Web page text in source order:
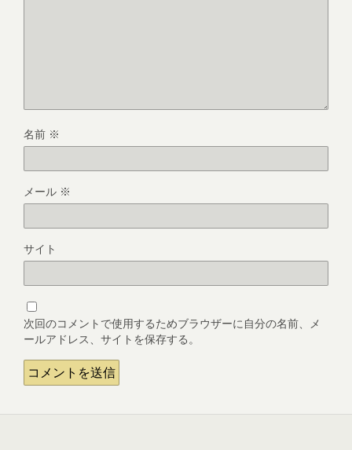
名前 ※
メール ※
サイト
次回のコメントで使用するためブラウザーに自分の名前、メ
ールアドレス、サイトを保存する。